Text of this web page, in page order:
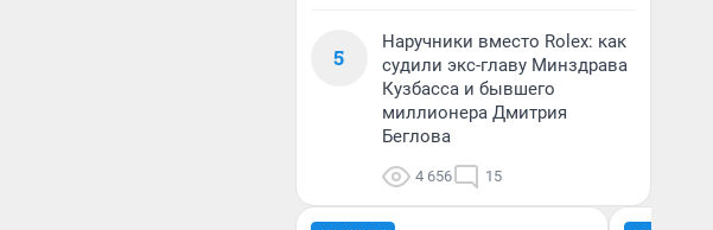
5
Наручники вместо Rolex: как
судили экс-главу Минздрава
Кузбасса и бывшего
миллионера Дмитрия
Беглова
4 656 15